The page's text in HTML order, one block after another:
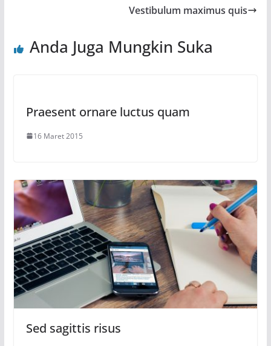
Vestibulum maximus quis
Anda Juga Mungkin Suka
Praesent ornare luctus quam
16 Maret 2015
Sed sagittis risus